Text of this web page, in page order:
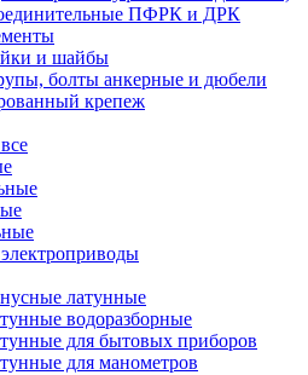
ПФРК и ДРК
и шайбы
болты анкерные и дюбели
крепеж
латунные
водоразборные
для бытовых приборов
для манометров